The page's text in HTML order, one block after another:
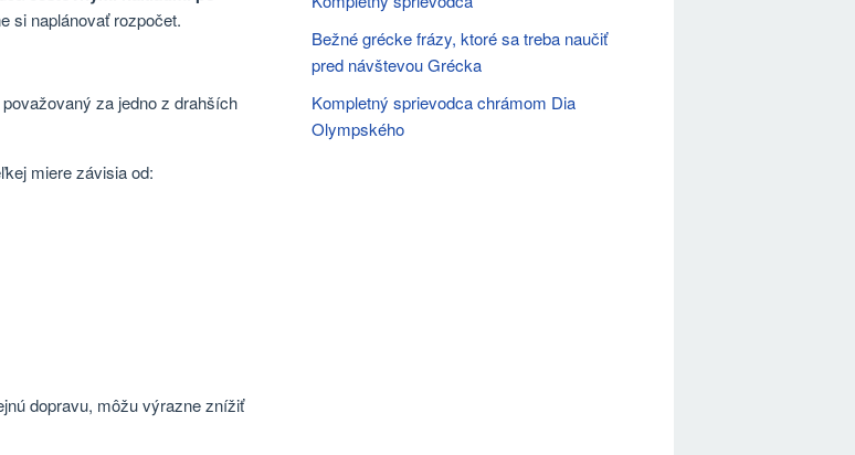
si naplánovať rozpočet.
považovaný za jedno z drahších
miere závisia od:
dopravu, môžu výrazne znížiť
Bežné grécke frázy, ktoré sa treba naučiť
pred návštevou Grécka
Kompletný sprievodca chrámom Dia
Olympského